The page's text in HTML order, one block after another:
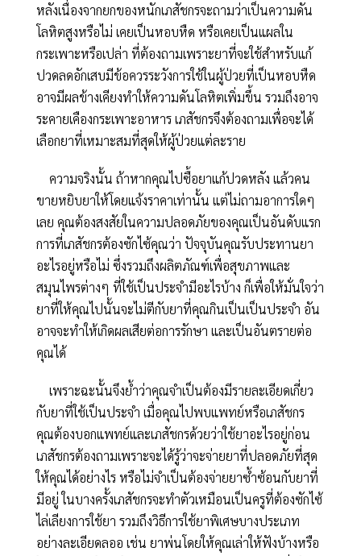
หลังเนื่องจากยกของหนักเภสัชกรจะถามว่าเป็นความดัน
โลหิตสูงหรือไม่ เคยเป็นหอบหืด หรือเคยเป็นแผลใน
กระเพาะหรือเปล่า ที่ต้องถามเพราะยาที่จะใช้สำหรับแก้
ปวดลดอักเสบมีข้อควรระวังการใช้ในผู้ป่วยที่เป็นหอบหืด
อาจมีผลข้างเคียงทำให้ความดันโลหิตเพิ่มขึ้น รวมถึงอาจ
ระคายเคืองกระเพาะอาหาร เภสัชกรจึงต้องถามเพื่อจะได้
เลือกยาที่เหมาะสมที่สุดให้ผู้ป่วยแต่ละราย
ความจริงนั้น ถ้าหากคุณไปซื้อยาแก้ปวดหลัง แล้วคน
ขายหยิบยาให้โดยแจ้งราคาเท่านั้น แต่ไม่ถามอาการใดๆ
เลย คุณต้องสงสัยในความปลอดภัยของคุณเป็นอันดับแรก
การที่เภสัชกรต้องซักไซ้คุณว่า ปัจจุบันคุณรับประทานยา
อะไรอยู่หรือไม่ ซึ่งรวมถึงผลิตภัณฑ์เพื่อสุขภาพและ
สมุนไพรต่างๆ ที่ใช้เป็นประจำมีอะไรบ้าง ก็เพื่อให้มั่นใจว่า
ยาที่ให้คุณไปนั้นจะไม่ตีกับยาที่คุณกินเป็นเป็นประจำ อัน
อาจจะทำให้เกิดผลเสียต่อการรักษา และเป็นอันตรายต่อ
คุณได้
เพราะฉะนั้นจึงย้ำว่าคุณจำเป็นต้องมีรายละเอียดเกี่ยว
กับยาที่ใช้เป็นประจำ เมื่อคุณไปพบแพทย์หรือเภสัชกร
คุณต้องบอกแพทย์และเภสัชกรด้วยว่าใช้ยาอะไรอยู่ก่อน
เภสัชกรต้องถามเพราะจะได้รู้ว่าจะจ่ายยาที่ปลอดภัยที่สุด
ให้คุณได้อย่างไร หรือไม่จำเป็นต้องจ่ายยาซ้ำซ้อนกับยาที่
มีอยู่ ในบางครั้งเภสัชกรจะทำตัวเหมือนเป็นครูที่ต้องซักไซ้
ไล่เลียงการใช้ยา รวมถึงวิธีการใช้ยาพิเศษบางประเภท
อย่างละเอียดลออ เช่น ยาพ่นโดยให้คุณเล่าให้ฟังบ้างหรือ